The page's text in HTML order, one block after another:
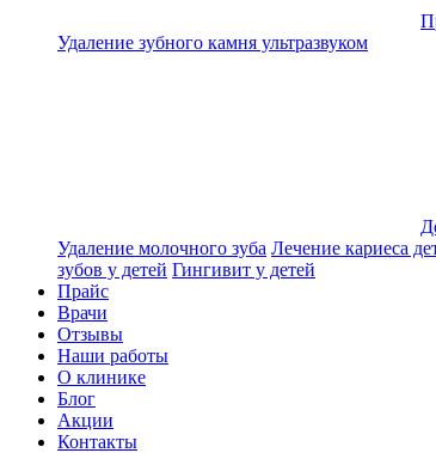
Удаление зубного камня ультразвуком
Удаление молочного зуба Лечение кариеса
зубов у детей Гингивит у детей
Прайс
Врачи
Отзывы
Наши работы
О клинике
Блог
Акции
Контакты